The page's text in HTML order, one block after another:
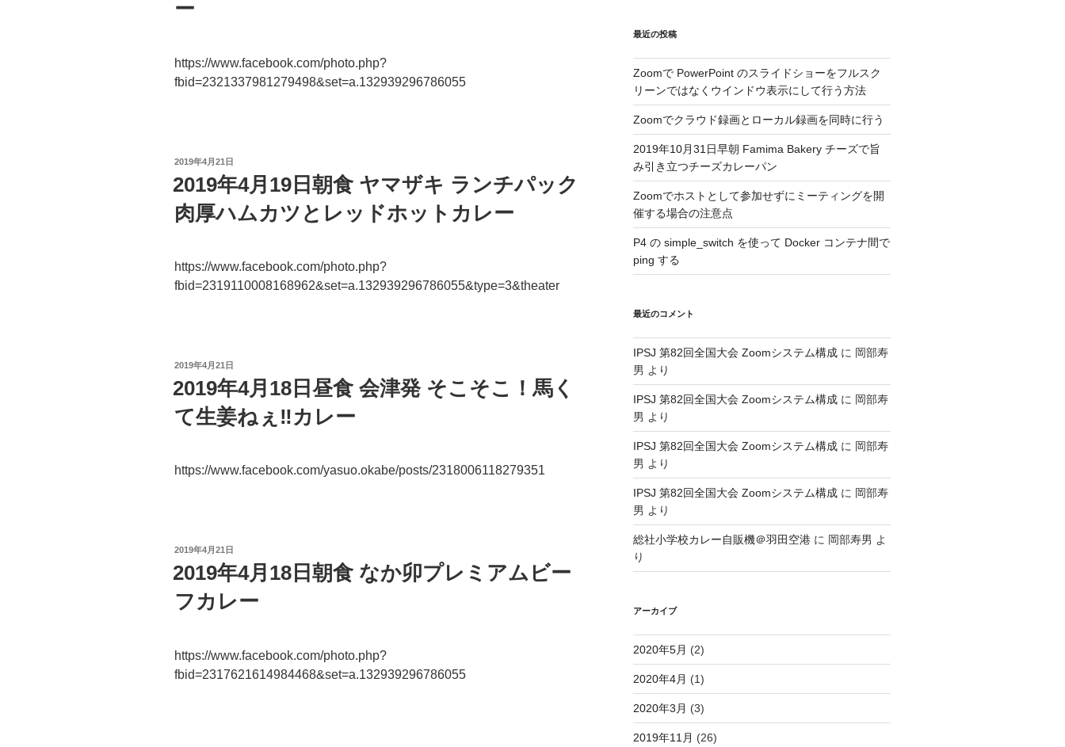
ー
https://www.facebook.com/photo.php?
fbid=2321337981279498&set=a.132939296786055
投
日:
2019年4月21日
2019年4月19日朝食 ヤマザキ ランチパック
肉厚ハムカツとレッドホットカレー
https://www.facebook.com/photo.php?
fbid=2319110008168962&set=a.132939296786055&type=3&theater
投
日:
2019年4月21日
2019年4月18日昼食 会津発 そこそこ！馬く
て生姜ねぇ‼︎カレー
https://www.facebook.com/yasuo.okabe/posts/2318006118279351
投
日:
2019年4月21日
2019年4月18日朝食 なか卯プレミアムビー
フカレー
https://www.facebook.com/photo.php?
fbid=2317621614984468&set=a.132939296786055
最近の投稿
Zoomで PowerPoint のスライドショーをフルスク
リーンではなくウインドウ表示にして行う方法
Zoomでクラウド録画とローカル録画を同時に行う
2019年10月31日早朝 Famima Bakery チーズで旨
み引き立つチーズカレーパン
Zoomでホストとして参加せずにミーティングを開
催する場合の注意点
P4 の simple_switch を使って Docker コンテナ間で
ping する
最近のコメント
IPSJ 第82回全国大会 Zoomシステム構成に 岡部寿
男 より
IPSJ 第82回全国大会 Zoomシステム構成に 岡部寿
男 より
IPSJ 第82回全国大会 Zoomシステム構成に 岡部寿
男 より
IPSJ 第82回全国大会 Zoomシステム構成に 岡部寿
男 より
総社小学校カレー自販機＠羽田空港に 岡部寿男 よ
り
アーカイブ
2020年5月 (2)
2020年4月 (1)
2020年3月 (3)
2019年11月 (26)